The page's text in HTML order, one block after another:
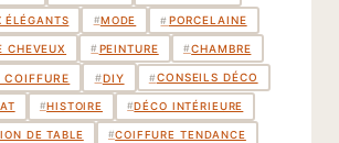
ÉLÉGANTS #MODE #PORCELAINE
CHEVEUX #PEINTURE #CHAMBRE
#DIY #CONSEILS DÉCO
#HISTOIRE #DÉCO INTÉRIEURE
DE TABLE #COIFFURE TENDANCE